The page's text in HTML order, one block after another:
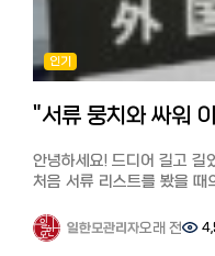
발송이라 배송비가 저렴하
제휴가 많아 안전하고, 대량
【추천기사】 일본에서 한
https://korean.co.jp/life2/173 일본에서 맛있는 김치
한국인 추천 김치 (슈퍼,
인터넷 개통과 설치] 거주
이자, 대출 한도, 추천 은행,
https://korean.co.jp/
니사, 주식, 포인트 등 목돈
https://korean.co.jp/life4/
예: 2,000포인트 보유 시 -> 3,000엔
동안 포인트를 모았다가 생
전략입니다. 4. 아직도 동전 지갑이 필요한 순간 (거주자 피셜) 물론 여전히
현금이 필요한 순간은 있습니다. 동네 맛집(라멘집 등): 여
발매기를 사용하는 곳은 현금만 받는
의외로 대형 병원을 제외하
[결론] 일본 생활, 스마트하게 시작하기 일본은 더 이상 현금만 쓰는 나라가
아닙니다. 오히려 한국보다
조금만 공부하면 한 달 식
체크리스트: PayPay 앱 설치 및 은행 계좌 연동하기 가장 가까운 편의점에
인기
안녕하세요! 드디어 길고
처음 서류 리스트를 봤을 때
공유합니다!
1. 첫 번째 관문: "우린 법적으로 완벽
일한모관리자오래 전